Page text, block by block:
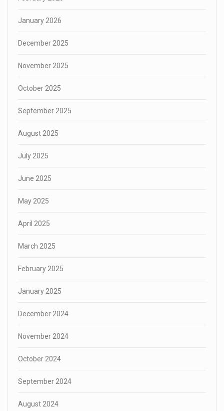
January 2026
December 2025
November 2025
October 2025
September 2025
August 2025
July 2025
June 2025
May 2025
April 2025
March 2025
February 2025
January 2025
December 2024
November 2024
October 2024
September 2024
August 2024